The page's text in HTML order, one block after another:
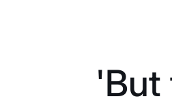
'But